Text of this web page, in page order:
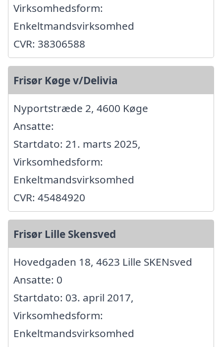
Virksomhedsform:
Enkeltmandsvirksomhed
CVR: 38306588
Frisør Køge v/Delivia
Nyportstræde 2, 4600 Køge
Ansatte:
Startdato: 21. marts 2025,
Virksomhedsform:
Enkeltmandsvirksomhed
CVR: 45484920
Frisør Lille Skensved
Hovedgaden 18, 4623 Lille SKENsved
Ansatte: 0
Startdato: 03. april 2017,
Virksomhedsform:
Enkeltmandsvirksomhed